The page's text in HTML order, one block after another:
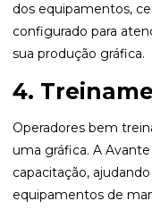
dos equipamentos,
configurado para
sua produção gráfica.
4.
Operadores bem
uma gráfica. A
capacitação,
equipamentos de